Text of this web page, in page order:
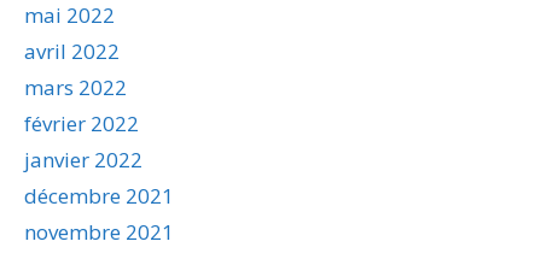
mai 2022
avril 2022
mars 2022
février 2022
janvier 2022
décembre 2021
novembre 2021